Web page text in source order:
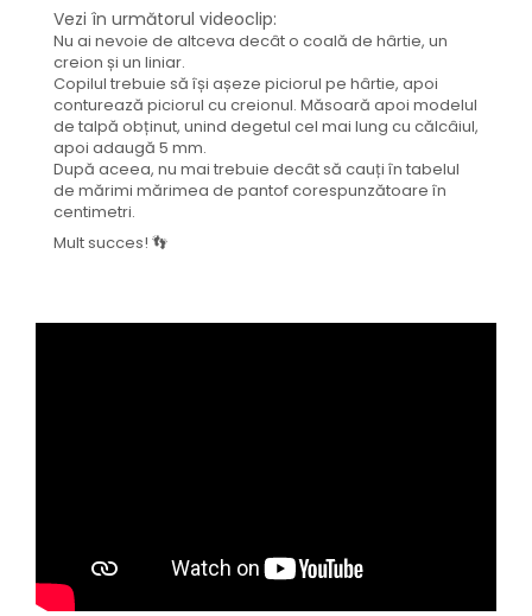
Vezi în următorul videoclip:
Nu ai nevoie de altceva decât o coală de hârtie, un
creion și un liniar.
Copilul trebuie să își așeze piciorul pe hârtie, apoi
conturează piciorul cu creionul. Măsoară apoi modelul
de talpă obținut, unind degetul cel mai lung cu călcâiul,
apoi adaugă 5 mm.
După aceea, nu mai trebuie decât să cauți în tabelul
de mărimi mărimea de pantof corespunzătoare în
centimetri.
Mult succes! 👣